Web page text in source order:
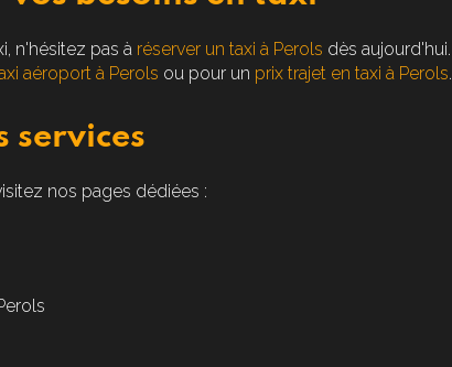
n'hésitez pas à réserver un taxi à Perols dès aujourd'hui.
aéroport à Perols ou pour un prix trajet en taxi à Perols.
services
nos pages dédiées :